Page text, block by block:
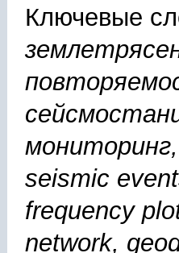
Ключевые
seismic
frequency
network,